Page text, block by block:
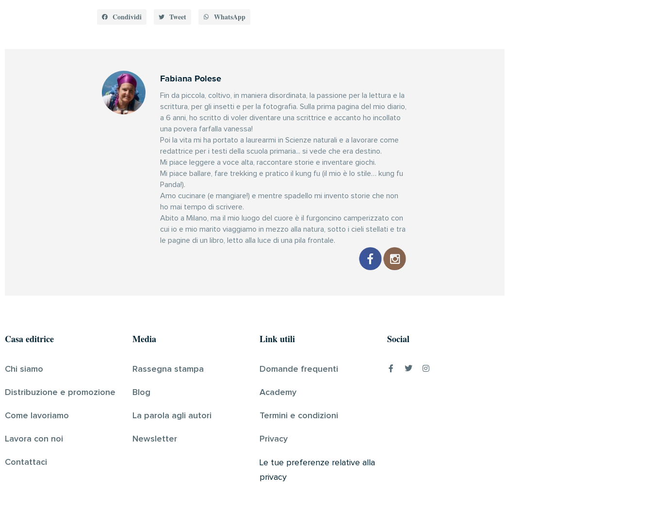
Condividi Tweet WhatsApp
Fabiana Polese
Fin da piccola, coltivo, in maniera disordinata, la passione per la lettura e la
scrittura, per gli insetti e per la fotografia. Sulla prima pagina del mio diario,
a 6 anni, ho scritto di voler diventare una scrittrice e accanto ho incollato
una povera farfalla vanessa!
Poi la vita mi ha portato a laurearmi in Scienze naturali e a lavorare come
redattrice per i testi della scuola primaria... si vede che era destino.
Mi piace leggere a voce alta, raccontare storie e inventare giochi.
Mi piace ballare, fare trekking e pratico il kung fu (il mio è lo stile… kung fu
Panda!).
Amo cucinare (e mangiare!) e mentre spadello mi invento storie che non
ho mai tempo di scrivere.
Abito a Milano, ma il mio luogo del cuore è il furgoncino camperizzato con
cui io e mio marito viaggiamo in mezzo alla natura, sotto i cieli stellati e tra
le pagine di un libro, letto alla luce di una pila frontale.
Casa editrice
Chi siamo
Distribuzione e promozione
Come lavoriamo
Lavora con noi
Contattaci
Media
Rassegna stampa
Blog
La parola agli autori
Newsletter
Link utili
Domande frequenti
Academy
Termini e condizioni
Privacy
Le tue preferenze relative alla
privacy
Social